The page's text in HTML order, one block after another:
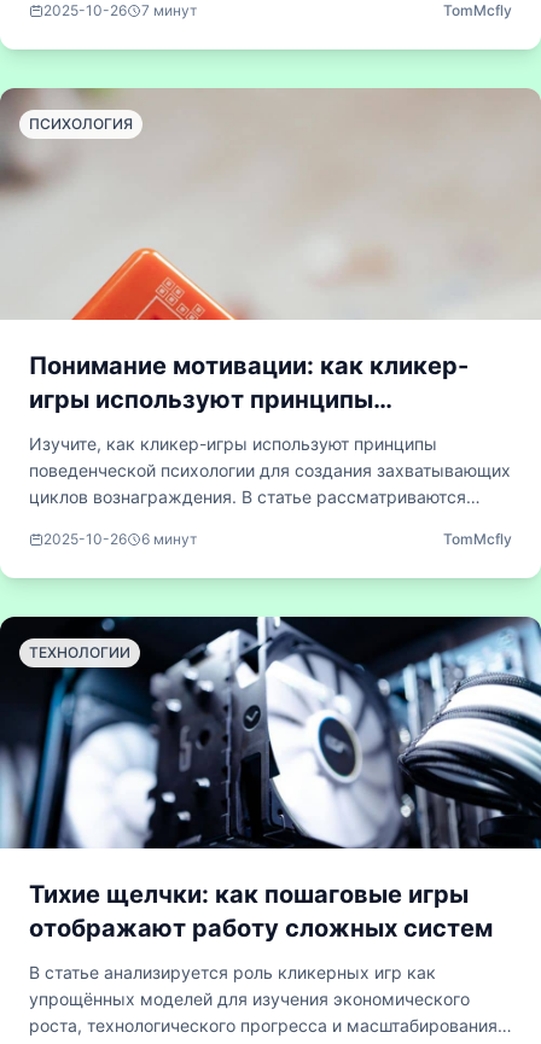
границ между развлечением и манипулированием.
Приводятся конкретные примеры и призывается к
подхода при разработке игр.
2025-10-26 7 минут TomMcfly
ПСИХОЛОГИЯ
Понимание мотивации: как кликер-
игры используют принципы
поведенческой психологии
Изучите, как кликер-игры используют принципы
поведенческой психологии для создания захватывающих
циклов вознаграждения. В статье рассматриваются
методы переменного подкрепления и их влияние на
вовлечённость игроков и мотивационные модели как в
2025-10-26 6 минут TomMcfly
ТЕХНОЛОГИИ
Тихие щелчки: как пошаговые игры
отображают работу сложных систем
В статье анализируется роль кликерных игр как
упрощённых моделей для изучения экономического
роста, технологического прогресса и масштабирования